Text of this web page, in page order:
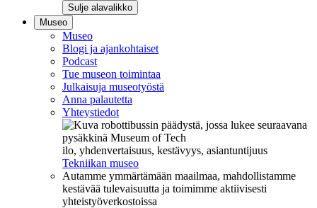
Sulje alavalikko
Museo
Museo
Blogi ja ajankohtaiset
Podcast
Tue museon toimintaa
Julkaisuja museotyöstä
Anna palautetta
Yhteystiedot
ilo, yhdenvertaisuus, kestävyys, asiantuntijuus
Tekniikan museo
Autamme ymmärtämään maailmaa, mahdollistamme
kestävää tulevaisuutta ja toimimme aktiivisesti
yhteistyöverkostoissa